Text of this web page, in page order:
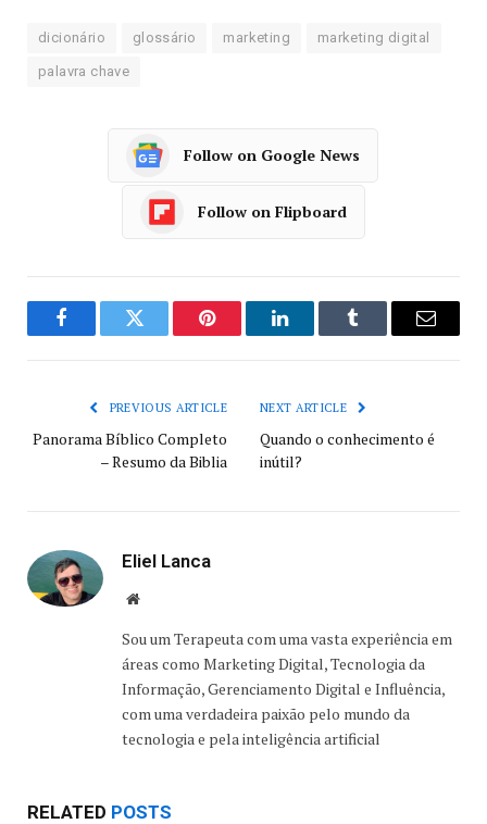
dicionário glossário marketing marketing digital
palavra chave
Follow on Google News
Follow on Flipboard
FacebookTwitter Pinterest LinkedInTumblr Email
PREVIOUS ARTICLE
Panorama Bíblico Completo
– Resumo da Biblia
NEXT ARTICLE
Quando o conhecimento é
inútil?
Eliel Lanca
Website
Sou um Terapeuta com uma vasta experiência em
áreas como Marketing Digital, Tecnologia da
Informação, Gerenciamento Digital e Influência,
com uma verdadeira paixão pelo mundo da
tecnologia e pela inteligência artificial
RELATED POSTS